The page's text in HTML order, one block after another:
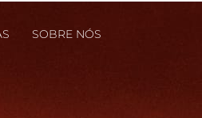
SOBRE NÓS